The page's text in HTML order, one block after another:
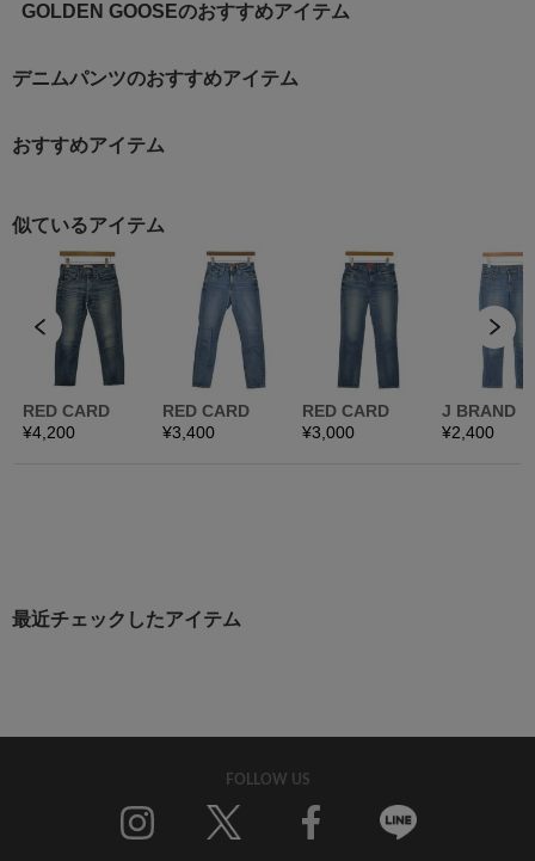
GOLDEN GOOSEのおすすめアイテム
デニムパンツのおすすめアイテム
おすすめアイテム
最近チェックしたアイテム
FOLLOW US